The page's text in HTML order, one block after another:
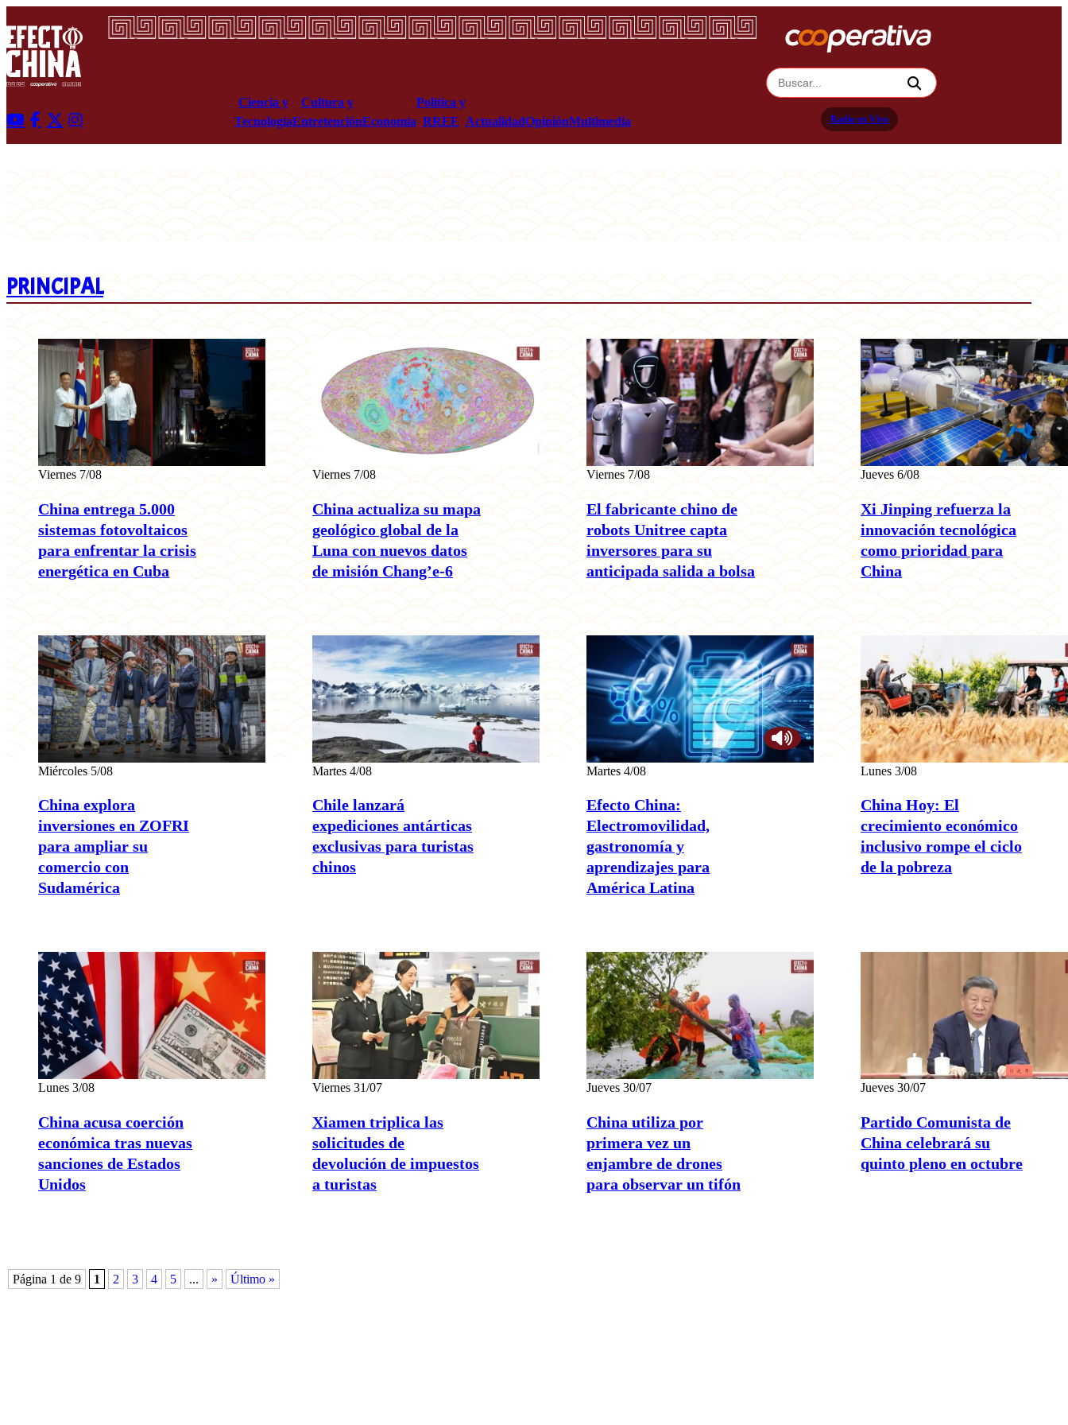
Ciencia y
Tecnología
Cultura y
EntretenciónEconomía
Política y
RREE ActualidadOpiniónMultimedia Radio en Vivo
PRINCIPAL
Viernes 7/08
China entrega 5.000
sistemas fotovoltaicos
para enfrentar la crisis
energética en Cuba
Viernes 7/08
China actualiza su mapa
geológico global de la
Luna con nuevos datos
de misión Chang’e-6
Viernes 7/08
El fabricante chino de
robots Unitree capta
inversores para su
anticipada salida a bolsa
Jueves 6/08
Xi Jinping refuerza la
innovación tecnológica
como prioridad para
China
Miércoles 5/08
China explora
inversiones en ZOFRI
para ampliar su
comercio con
Sudamérica
Martes 4/08
Chile lanzará
expediciones antárticas
exclusivas para turistas
chinos
Martes 4/08
Efecto China:
Electromovilidad,
gastronomía y
aprendizajes para
América Latina
Lunes 3/08
China Hoy: El
crecimiento económico
inclusivo rompe el ciclo
de la pobreza
Lunes 3/08
China acusa coerción
económica tras nuevas
sanciones de Estados
Unidos
Viernes 31/07
Xiamen triplica las
solicitudes de
devolución de impuestos
a turistas
Jueves 30/07
China utiliza por
primera vez un
enjambre de drones
para observar un tifón
Jueves 30/07
Partido Comunista de
China celebrará su
quinto pleno en octubre
Página 1 de 9 1 2 3 4 5 ... » Último »